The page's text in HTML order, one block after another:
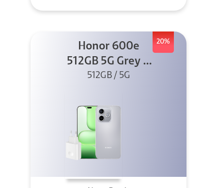
20%
Honor 600e
512GB 5G Grey +
45W
512GB / 5G